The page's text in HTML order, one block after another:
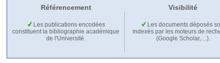
Référencement Visibilité
Les publications encodées
constituent la bibliographie académique
de l'Université.
Les documents déposés
indexés par les moteurs de
(Google Scholar,…).